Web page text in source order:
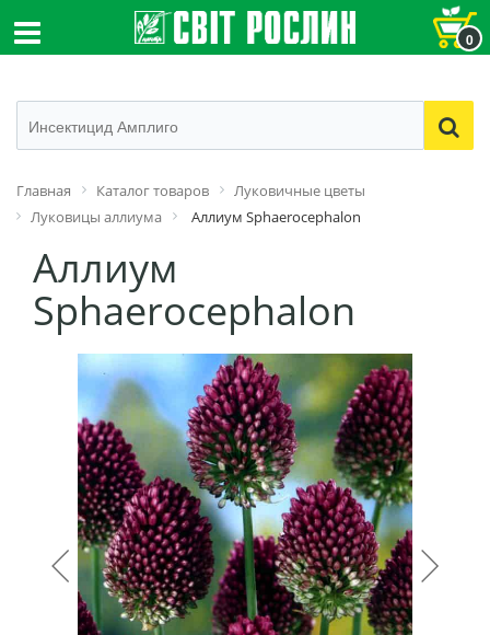
0
Главная Каталог товаров
Луковичные цветы
Луковицы аллиума
Аллиум Sphaerocephalon
Аллиум
Sphaerocephalon